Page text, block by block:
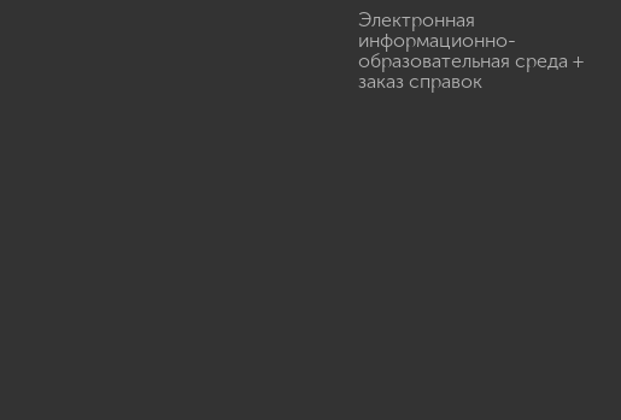
Электронная
информационно-
образовательная среда +
заказ справок